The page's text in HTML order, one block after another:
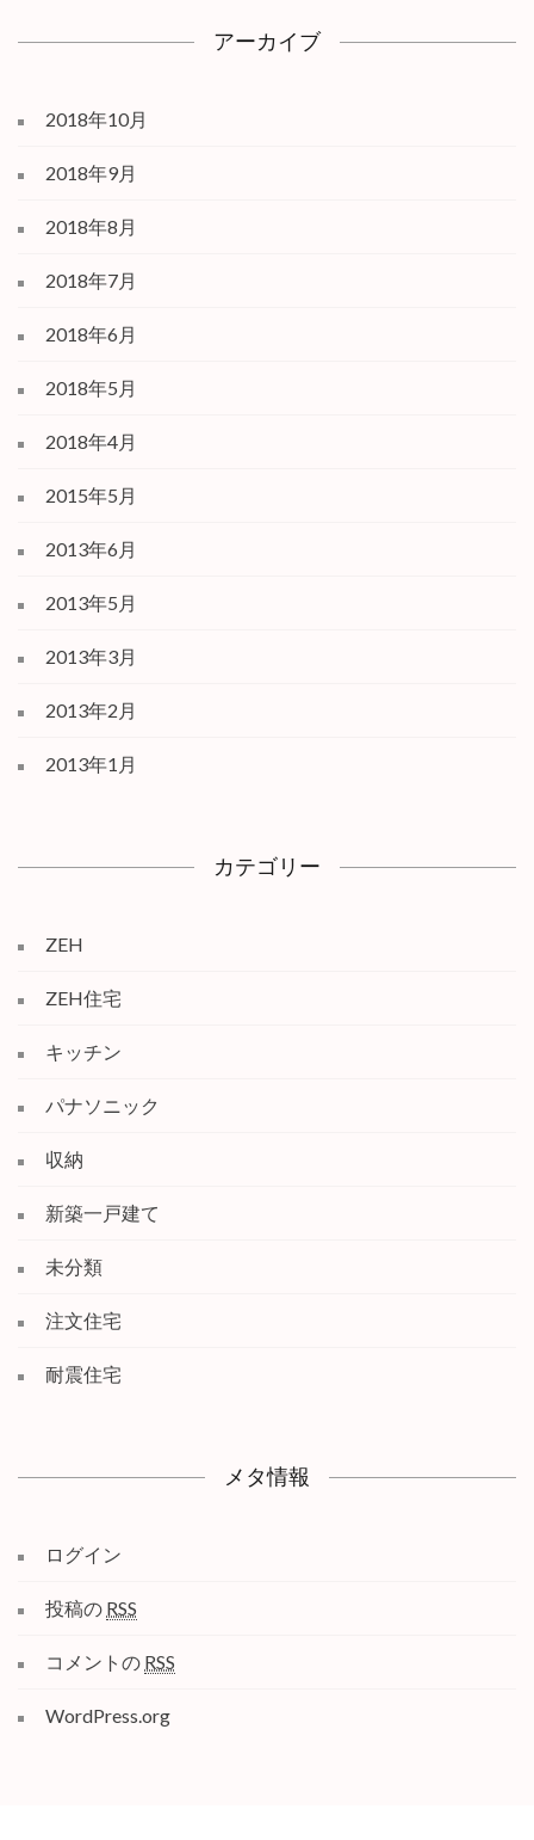
アーカイブ
2018年10月
2018年9月
2018年8月
2018年7月
2018年6月
2018年5月
2018年4月
2015年5月
2013年6月
2013年5月
2013年3月
2013年2月
2013年1月
カテゴリー
ZEH
ZEH住宅
キッチン
パナソニック
収納
新築一戸建て
未分類
注文住宅
耐震住宅
メタ情報
ログイン
投稿の RSS
コメントの RSS
WordPress.org